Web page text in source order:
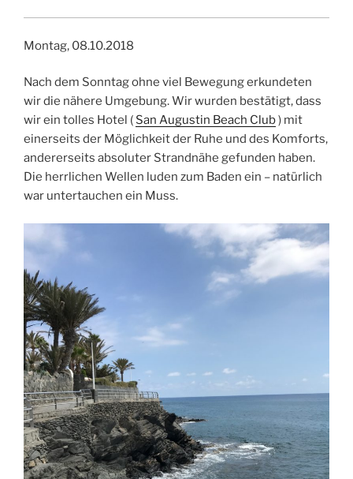
Montag, 08.10.2018
Nach dem Sonntag ohne viel Bewegung erkundeten
wir die nähere Umgebung. Wir wurden bestätigt, dass
wir ein tolles Hotel ( San Augustin Beach Club) mit
einerseits der Möglichkeit der Ruhe und des Komforts,
andererseits absoluter Strandnähe gefunden haben.
Die herrlichen Wellen luden zum Baden ein – natürlich
war untertauchen ein Muss.